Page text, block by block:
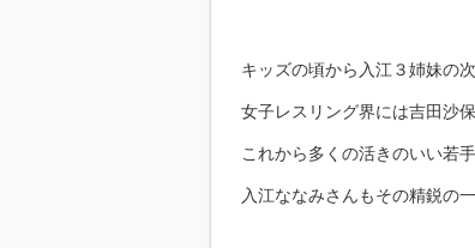
キッズの頃から入江３姉妹の
女子レスリング界には吉田沙
これから多くの活きのいい若
入江ななみさんもその精鋭の